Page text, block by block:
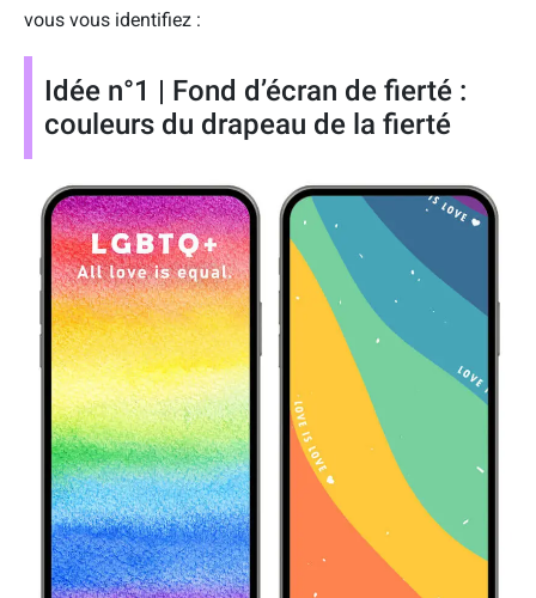
vous vous identifiez :
Idée n°1 | Fond d’écran de fierté :
couleurs du drapeau de la fierté